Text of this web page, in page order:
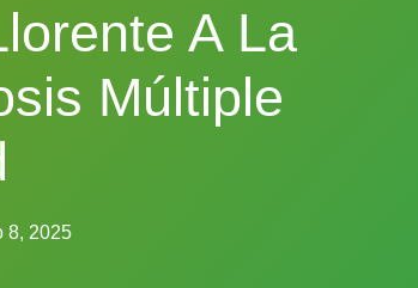
A La
Múltiple
8, 2025